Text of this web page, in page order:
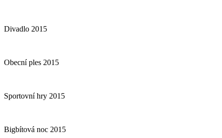
Divadlo 2015
Obecní ples 2015
Sportovní hry 2015
Bigbítová noc 2015